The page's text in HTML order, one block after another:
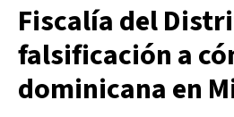
Fiscalía del
falsificación a
dominicana en